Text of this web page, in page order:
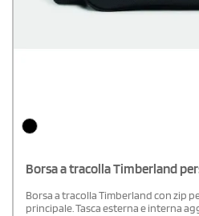
Borsa a tracolla Timberland
Borsa a tracolla Timberland con zip
principale. Tasca esterna e interna